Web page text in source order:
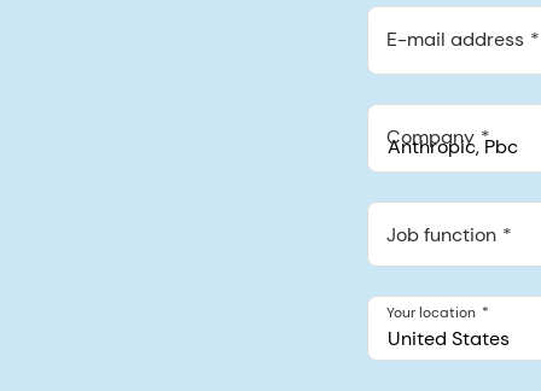
E-mail address
Company
Anthropic, PBC
548 Market St Pmb
Job function
United States
Your location